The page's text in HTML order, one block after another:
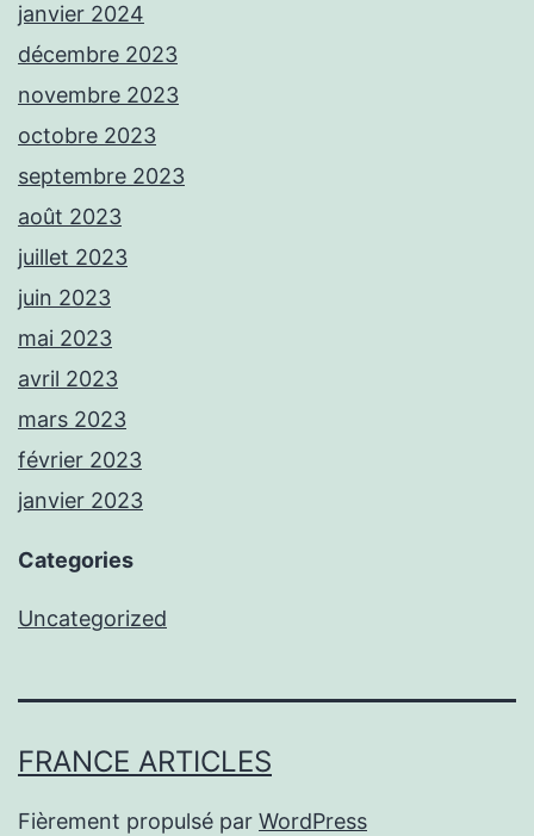
janvier 2024
décembre 2023
novembre 2023
octobre 2023
septembre 2023
août 2023
juillet 2023
juin 2023
mai 2023
avril 2023
mars 2023
février 2023
janvier 2023
Categories
Uncategorized
FRANCE ARTICLES
Fièrement propulsé par WordPress